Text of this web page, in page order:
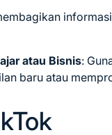
atau Bisnis:
baru atau